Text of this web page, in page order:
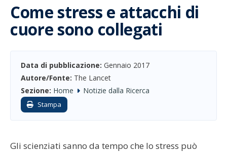
Come stress e attacchi di
cuore sono collegati
Data di pubblicazione: Gennaio 2017
Autore/Fonte: The Lancet
Sezione: Home Notizie dalla Ricerca
Stampa
Gli scienziati sanno da tempo che lo stress può